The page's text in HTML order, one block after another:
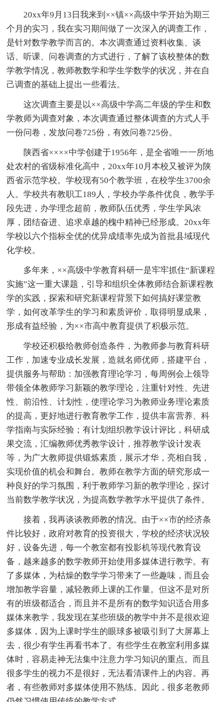
20xx年9月13日我来到××镇××高级中学开始为期三
个月的实习，我在实习期间做了一次深入的调查工作，
是针对数学教学而言的。本次调查通过资料收集、谈
话、听课、问卷调查的方式进行，了解了该校整体的数
学教学情况，教师教数学和学生学数学的状况，并在自
己调查的基础上提出一些看法。
这次调查主要是以××高级中学高二年级的学生和数
学教师为调查对象，本次调查通过整体调查的方式人手
一份问卷，发放问卷725份，有效问卷725份。
陕西省××××中学创建于1956年，是全省唯一一所地
处农村的省级标准化高中，20xx年10月本校又被评为陕
西省示范学校。学校现有50个教学班，在校学生3700余
人。学校共有教职工189人，学校办学条件优良，教学手
段先进，办学理念超前，教师队伍优秀，学生学风浓
厚，团结奋进、追求卓越的槐中精神已经形成。20xx年
学校以六个指标全优的优异成绩率先成为首批县域现代
化学校。
多年来，××高级中学教育科研一是牢牢抓住“新课程
实施”这一重大课题，引导和组织全体教师结合新课程教
学的实践，探索和研究新课程背景下如何搞好课堂教
学，如何改革学生的学习和素质评价，取得明显成果，
形成有益经验，为××市高中教育提供了积极示范。
学校还积极给教师创造条件，为教师参与教育科研
工作，加速专业成长发展，造就名师优师，搭建平台，
提供服务与帮助：加强教育理论学习，每周例会上领导
带领全体教师学习新颖的教学理论，注重针对性、先进
性、前沿性、计划性，使理论学习为教师业务理论素质
的提高，更好地进行教育教学工作，提供丰富营养、科
学指南与实际经验；有计划组织教学设计评比，科研成
果交流，汇编教师优秀教学设计，推荐教学设计发表
等，为广大教师提供锻炼素质，展示才华，亮相自我，
实现价值的机会和舞台。教师在教学方面的研究形成一
种良好的学习氛围，利于教师学习新的教学理论，探讨
当前数学教学状况，为提高数学教学水平提供了条件。
接着，我再谈谈教师教的情况。由于××市的经济条
件比较好，政府对教育的投资很大，学校的经济状况较
好，设备先进，每一个教室都有投影机等现代教育设
备，越来越多的数学教师开始使用多媒体进行教学。有
了多媒体，为枯燥的数学学习带来了一些趣味，而且会
增加教学容量，减轻教师上课的工作量。但这不是对所
有的班级都适合，而且并不是所有的数学知识适合用多
媒体来教学，我发现在某些班级的教学中并不是很欢迎
多媒体，因为上课时学生的眼球多被吸引到了大屏幕上
去，很少有学生再看书本了。有些学生在教室利用多媒
体时，容易走神无法集中注意力学习知识的重点。而且
很多学生的视力不是很好，无法看清课件上的内容。再
者，有些教师对多媒体使用不熟练。因此，很多老教师